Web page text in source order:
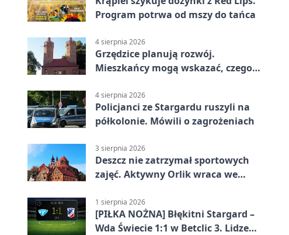
Program potrwa od mszy do tańca
4 sierpnia 2026
Grzędzice planują rozwój.
Mieszkańcy mogą wskazać, czego
4 sierpnia 2026
Policjanci ze Stargardu ruszyli na
półkolonie. Mówili o zagrożeniach
3 sierpnia 2026
Deszcz nie zatrzymał sportowych
zajęć. Aktywny Orlik wraca we
1 sierpnia 2026
[PIŁKA NOŻNA] Błękitni Stargard –
Wda Świecie 1:1 w Betclic 3. Lidze